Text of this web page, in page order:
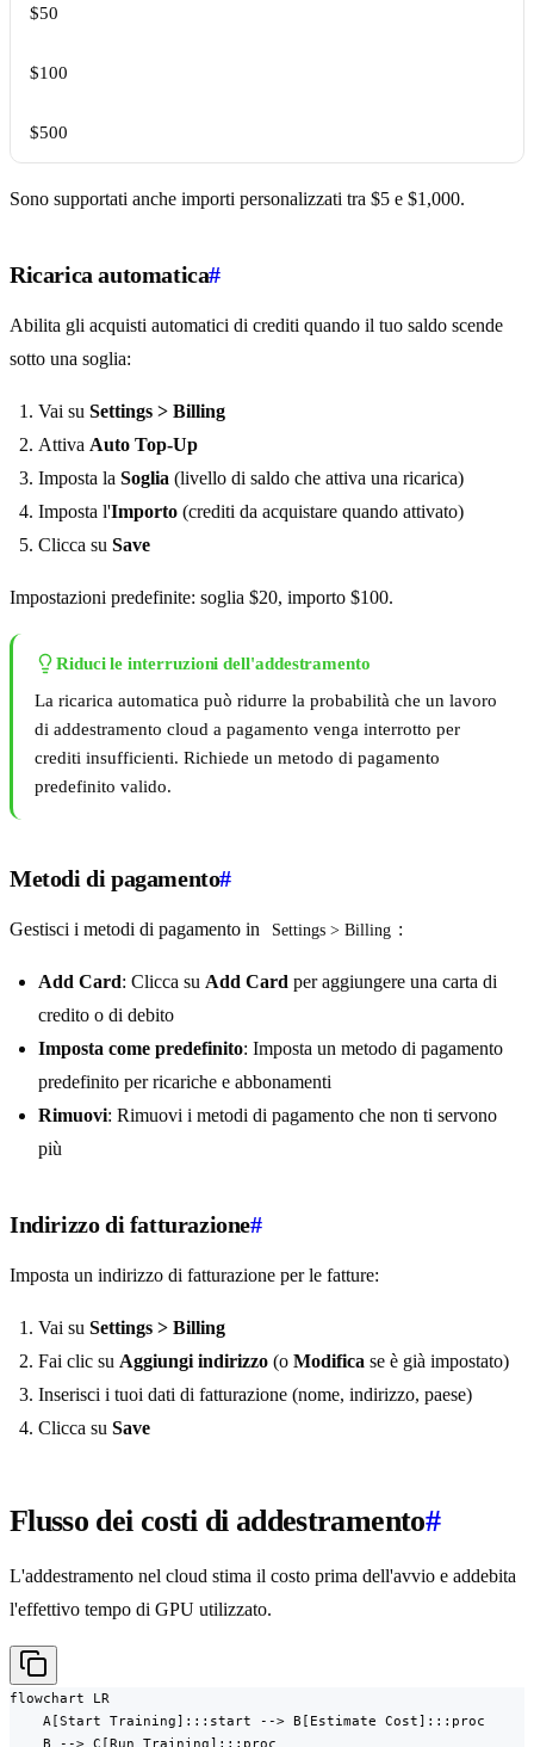
$50
$100
$500
Sono supportati anche importi personalizzati tra $5 e $1,000.
Ricarica automatica#
Abilita gli acquisti automatici di crediti quando il tuo saldo scende
sotto una soglia:
Vai su Settings > Billing
Attiva Auto Top-Up
Imposta la Soglia (livello di saldo che attiva una ricarica)
Imposta l'Importo (crediti da acquistare quando attivato)
Clicca su Save
Impostazioni predefinite: soglia $20, importo $100.
Riduci le interruzioni dell'addestramento
La ricarica automatica può ridurre la probabilità che un lavoro
di addestramento cloud a pagamento venga interrotto per
crediti insufficienti. Richiede un metodo di pagamento
predefinito valido.
Metodi di pagamento#
Gestisci i metodi di pagamento in Settings > Billing :
Add Card: Clicca su Add Card per aggiungere una carta di
credito o di debito
Imposta come predefinito: Imposta un metodo di pagamento
predefinito per ricariche e abbonamenti
Rimuovi: Rimuovi i metodi di pagamento che non ti servono
più
Indirizzo di fatturazione#
Imposta un indirizzo di fatturazione per le fatture:
Vai su Settings > Billing
Fai clic su Aggiungi indirizzo (o Modifica se è già impostato)
Inserisci i tuoi dati di fatturazione (nome, indirizzo, paese)
Clicca su Save
Flusso dei costi di addestramento#
L'addestramento nel cloud stima il costo prima dell'avvio e addebita
l'effettivo tempo di GPU utilizzato.
flowchart LR
    A[Start Training]:::start --> B[Estimate Cost]:::proc
    B --> C[Run Training]:::proc